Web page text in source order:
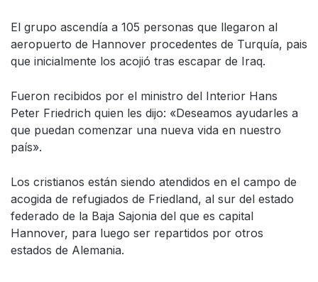
El grupo ascendía a 105 personas que llegaron al
aeropuerto de Hannover procedentes de Turquía, pais
que inicialmente los acojió tras escapar de Iraq.
Fueron recibidos por el ministro del Interior Hans
Peter Friedrich quien les dijo: «Deseamos ayudarles a
que puedan comenzar una nueva vida en nuestro
país».
Los cristianos están siendo atendidos en el campo de
acogida de refugiados de Friedland, al sur del estado
federado de la Baja Sajonia del que es capital
Hannover, para luego ser repartidos por otros
estados de Alemania.